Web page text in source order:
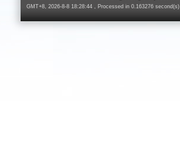
GMT+8, 2026-8-8 18:28:44 , Processed in 0.163276 second(s)